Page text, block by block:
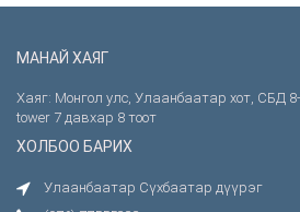
МАНАЙ ХАЯГ
Хаяг: Монгол улс, Улаанбаатар хот, СБД 8-
tower 7 давхар 8 тоот
ХОЛБОО БАРИХ
Улаанбаатар Сүхбаатар дүүрэг